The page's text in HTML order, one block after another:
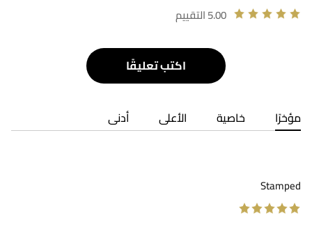
5.00 التقييم
اكتب تعليقًا
مؤخرًا خاصية الأعلى أدنى
Stamped